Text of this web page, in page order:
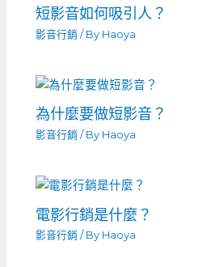
短影音如何吸引人？
影音行銷 / By Haoya
為什麼要做短影音？
影音行銷 / By Haoya
電影行銷是什麼？
影音行銷 / By Haoya